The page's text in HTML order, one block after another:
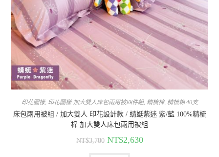
印花圖樣, 印花圖樣-加大雙人床包兩用被四件組, 精梳棉, 精梳棉 40支
床包兩用被組 / 加大雙人 印花設計款 / 蜻蜓紫迷 紫/藍 100%精梳
棉 加大雙人床包兩用被組
NT$3,780 NT$2,630